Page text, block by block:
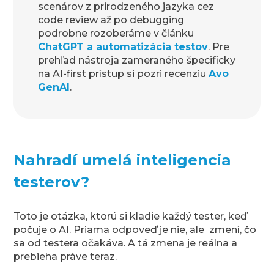
scenárov z prirodzeného jazyka cez
code review až po debugging
podrobne rozoberáme v článku
ChatGPT a automatizácia testov. Pre
prehľad nástroja zameraného špecificky
na AI-first prístup si pozri recenziuAvo
GenAI .
Nahradí umelá inteligencia
testerov?
Toto je otázka, ktorú si kladie každý tester, keď
počuje o AI. Priama odpoveď je nie, ale zmení, čo
sa od testera očakáva. A tá zmena je reálna a
prebieha práve teraz.